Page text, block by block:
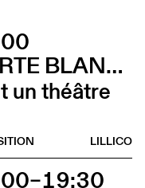
CARTE BLANCHE À ALBERTINE & GERMANO ZULLO
un théâtre
LILLICO